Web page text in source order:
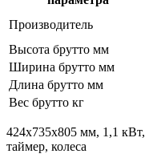
Производитель
Высота брутто мм
Ширина брутто мм
Длина брутто мм
Вес брутто кг
424х735х805 мм, 1,1
таймер, колеса